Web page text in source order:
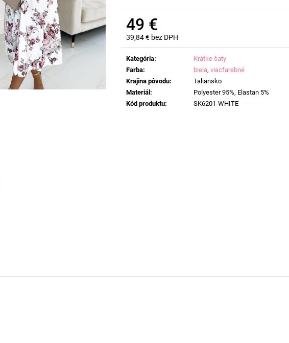
49 €
39,84 € bez DPH
Jednotková
cena:
Kategória:
Krátke šaty
Farba: biela, viacfarebné
Krajina pôvodu:
Taliansko
Materiál:
Polyester 95%, Elastan 5%
Kód produktu: SK6201-WHITE